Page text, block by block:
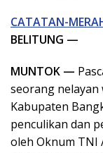
CATATAN-
BELITUNG —
MUNTOK —
seorang
Kabupaten
penculikan dan
oleh Oknum TNI